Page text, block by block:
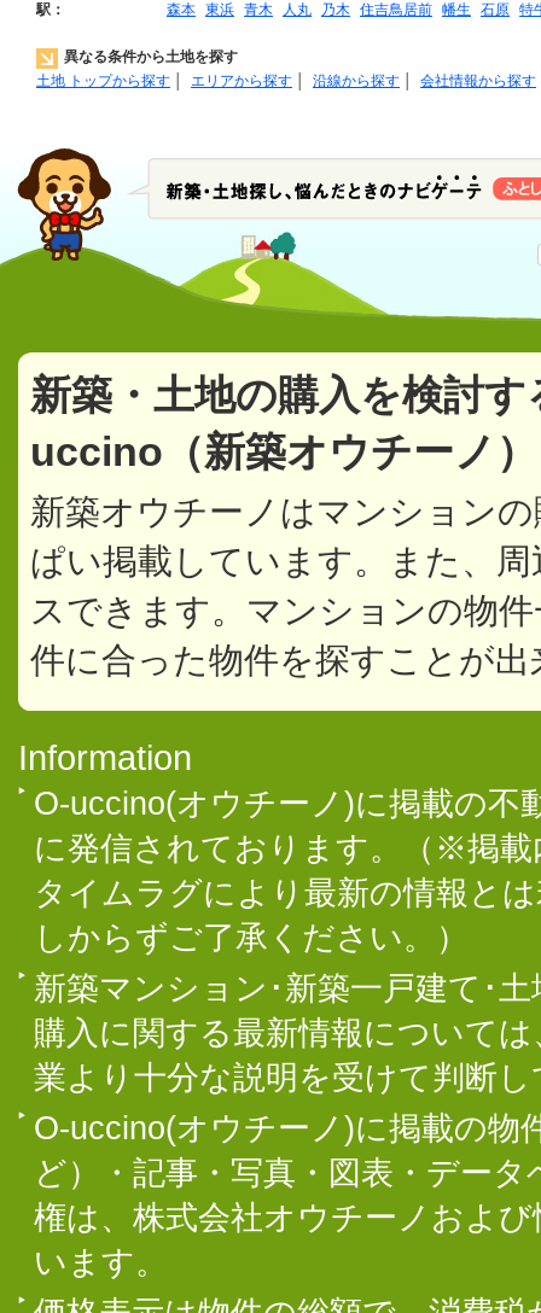
駅：
森本 東浜 青木 人丸 乃木 住吉鳥居前 幡生 石原 特
異なる条件から土地を探す
土地 トップから探す
エリアから探す 沿線から探す 会社情報から探す
新築・土地の購入を検討
uccino（新築オウチーノ
新築オウチーノはマンション
ぱい掲載しています。また、
スできます。マンションの物
件に合った物件を探すことが出
Information
O-uccino(オウチーノ)に掲載の不
に発信されております。（※掲
タイムラグにより最新の情報と
しからずご了承ください。）
新築マンション･新築一戸建て･
購入に関する最新情報について
業より十分な説明を受けて判断
O-uccino(オウチーノ)に掲載の物
ど）・記事・写真・図表・デー
権は、株式会社オウチーノおよ
います。